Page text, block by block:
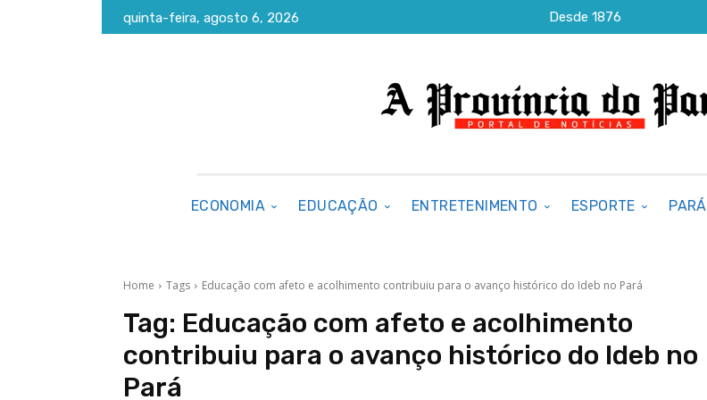
quinta-feira, agosto 6, 2026 Desde 1876
ECONOMIA EDUCAÇÃO ENTRETENIMENTO ESPORTE PARÁ
Home Tags Educação com afeto e acolhimento contribuiu para o avanço histórico do Ideb no Pará
Tag: Educação com afeto e acolhimento
contribuiu para o avanço histórico do Ideb no
Pará